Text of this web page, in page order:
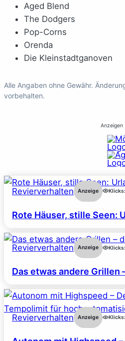
Aged Blend
The Dodgers
Pop-Corns
Orenda
Die Kleinstadtganoven
Alle Angaben ohne Gewähr.
vorbehalten.
Anzeigen
Revierverhalten Anzeige Klicks:
Rote Häuser, stille Seen:
Revierverhalten Anzeige Klicks:
Das etwas andere Grillen
Revierverhalten Anzeige Klicks: